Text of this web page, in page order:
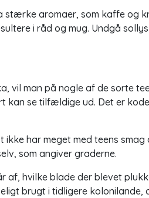
aromaer, som kaffe og
i råd og mug. Undgå
vil man på nogle af de sorte
kan se tilfældige ud. Det er
har meget med teens smag
som angiver graderne.
af, hvilke blade der blevet
brugt i tidligere kolonilande,